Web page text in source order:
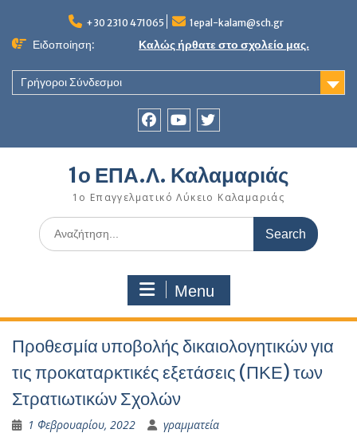
content
+30 2310 471065 1epal-kalam@sch.gr
Ειδοποίηση: Καλώς ήρθατε στο σχολείο μας.
Γρήγοροι Σύνδεσμοι
1ο ΕΠΑ.Λ. Καλαμαριάς
1ο Επαγγελματικό Λύκειο Καλαμαριάς
Search
for:
Menu
Προθεσμία υποβολής δικαιολογητικών για
τις προκαταρκτικές εξετάσεις (ΠΚΕ) των
Στρατιωτικών Σχολών
1 Φεβρουαρίου, 2022 γραμματεία